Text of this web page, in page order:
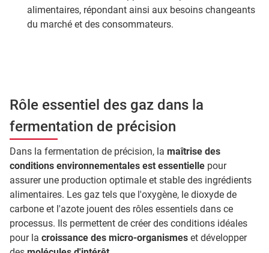
alimentaires, répondant ainsi aux besoins changeants
du marché et des consommateurs.
Rôle essentiel des gaz dans la
fermentation de précision
Dans la fermentation de précision, la maîtrise des
conditions environnementales est essentielle pour
assurer une production optimale et stable des ingrédients
alimentaires. Les gaz tels que l'oxygène, le dioxyde de
carbone et l'azote jouent des rôles essentiels dans ce
processus. Ils permettent de créer des conditions idéales
pour la croissance des micro-organismes et développer